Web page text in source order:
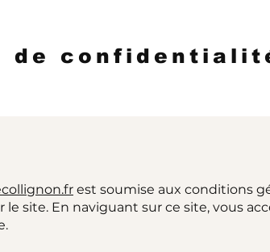
de
est soumise aux conditions
site. En naviguant sur ce site, vous